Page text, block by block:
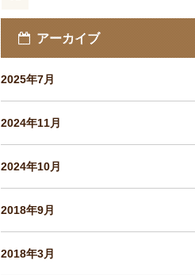
アーカイブ
2025年7月
2024年11月
2024年10月
2018年9月
2018年3月